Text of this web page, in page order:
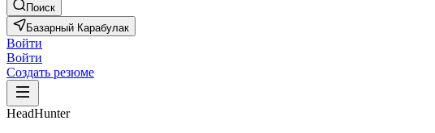
Поиск
Базарный Карабулак
Войти
Войти
Создать резюме
HeadHunter